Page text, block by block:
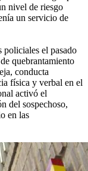
nivel de riesgo
un servicio de
policiales el pasado
quebrantamiento
conducta
física y verbal en el
activó el
del sospechoso,
en las